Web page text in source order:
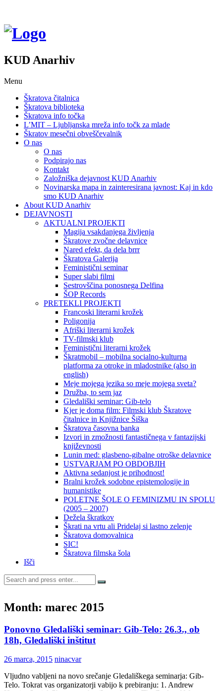
KUD Anarhiv
Menu
Škratova čitalnica
Škratova biblioteka
Škratova info točka
L’MIT – Ljubljanska mreža info točk za mlade
Škratov mesečni obveščevalnik
O nas
O nas
Podpirajo nas
Kontakt
Založniška dejavnost KUD Anarhiv
Novinarska mapa in zainteresirana javnost: Kaj in kdo
smo KUD Anarhiv
About KUD Anarhiv
DEJAVNOSTI
AKTUALNI PROJEKTI
Magija vsakdanjega življenja
Škratove zvočne delavnice
Nared efekt, da dela brrr
Škratova Galerija
Feministični seminar
Super slabi filmi
Sestrovščina ponosnega Delfina
ŠOP Records
PRETEKLI PROJEKTI
Francoski literarni krožek
Poligonija
Afriški literarni krožek
TV-filmski klub
Feministični literarni krožek
Škratmobil – mobilna socialno-kulturna
platforma za otroke in mladostnike (also in
english)
Meje mojega jezika so meje mojega sveta?
Družba, to sem jaz
Gledališki seminar: Gib-telo
Kjer je doma film: Filmski klub Škratove
čitalnice in Knjižnice Šiška
Škratova časovna banka
Izvori in zmožnosti fantastičnega v fantazijski
književnosti
Lunin med: glasbeno-gibalne otroške delavnice
USTVARJAM PO OBDOBJIH
Aktivna sedanjost je prihodnost!
Bralni krožek sodobne epistemologije in
humanistike
POLETNE ŠOLE O FEMINIZMU IN SPOLU
(2005 – 2007)
Dežela škratkov
Škrati na vrtu ali Pridelaj si lastno zelenje
Škratova domovalnica
SIC!
Škratova filmska šola
Išči
Search
for:
Month: marec 2015
Ponovno Gledališki seminar: Gib-Telo: 26.3., ob
18h, Gledališki inštitut
26 marca, 2015 ninacvar
Vljudno vabljeni na novo srečanje Gledališkega seminarja: Gib-
Telo. Tokrat vas organizatorji vabijo k prebiranju: 1. Andrew